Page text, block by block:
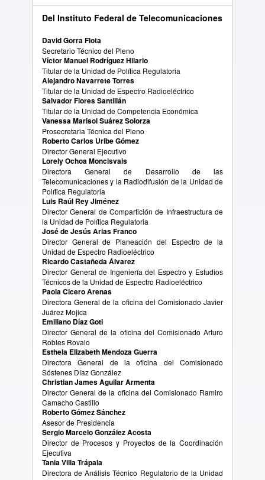
Del Instituto Federal de Telecomunicaciones
David Gorra Flota
Secretario Técnico del Pleno
Víctor Manuel Rodríguez Hilario
Titular de la Unidad de Política Regulatoria
Alejandro Navarrete Torres
Titular de la Unidad de Espectro Radioeléctrico
Salvador Flores Santillán
Titular de la Unidad de Competencia Económica
Vanessa Marisol Suárez Solorza
Prosecretaria Técnica del Pleno
Roberto Carlos Uribe Gómez
Director General Ejecutivo
Lorely Ochoa Moncisvais
Directora General de Desarrollo de las
Telecomunicaciones y la Radiodifusión de la Unidad de
Política Regulatoria
Luis Raúl Rey Jiménez
Director General de Compartición de Infraestructura de
la Unidad de Política Regulatoria
José de Jesús Arias Franco
Director General de Planeación del Espectro de la
Unidad de Espectro Radioeléctrico
Ricardo Castañeda Álvarez
Director General de Ingeniería del Espectro y Estudios
Técnicos de la Unidad de Espectro Radioeléctrico
Paola Cicero Arenas
Directora General de la oficina del Comisionado Javier
Juárez Mojica
Emiliano Díaz Goti
Director General de la oficina del Comisionado Arturo
Robles Rovalo
Esthela Elizabeth Mendoza Guerra
Directora General de la oficina del Comisionado
Sóstenes Díaz González
Christian James Aguilar Armenta
Director General de la oficina del Comisionado Ramiro
Camacho Castillo
Roberto Gómez Sánchez
Asesor de Presidencia
Sergio Marcelo González Acosta
Director de Procesos y Proyectos de la Coordinación
Ejecutiva
Tania Villa Trápala
Directora de Análisis Técnico Regulatorio de la Unidad